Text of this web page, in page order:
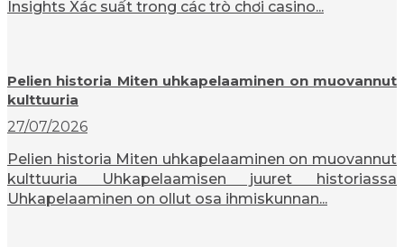
Insights Xác suất trong các trò chơi casino...
Pelien historia Miten uhkapelaaminen on muovannut
kulttuuria
27/07/2026
Pelien historia Miten uhkapelaaminen on muovannut
kulttuuria Uhkapelaamisen juuret historiassa
Uhkapelaaminen on ollut osa ihmiskunnan...